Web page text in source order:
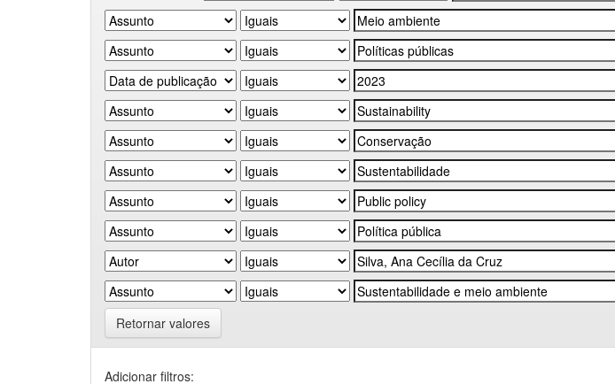
Retornar valores
Adicionar filtros: